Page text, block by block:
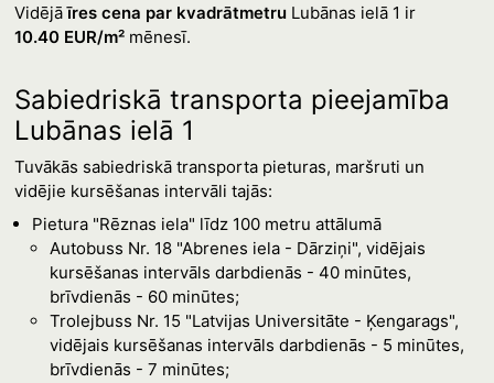
Vidējāīres cena par kvadrātmetruLubānas ielā 1 ir
10.40 EUR/m²mēnesī.
Sabiedriskā transporta pieejamība
Lubānas ielā 1
Tuvākās sabiedriskā transporta pieturas, maršruti un
vidējie kursēšanas intervāli tajās:
Pietura "Rēznas iela" līdz 100 metru attālumā
Autobuss Nr. 18 "Abrenes iela - Dārziņi", vidējais
kursēšanas intervāls darbdienās - 40 minūtes,
brīvdienās - 60 minūtes;
Trolejbuss Nr. 15 "Latvijas Universitāte - Ķengarags",
vidējais kursēšanas intervāls darbdienās - 5 minūtes,
brīvdienās - 7 minūtes;